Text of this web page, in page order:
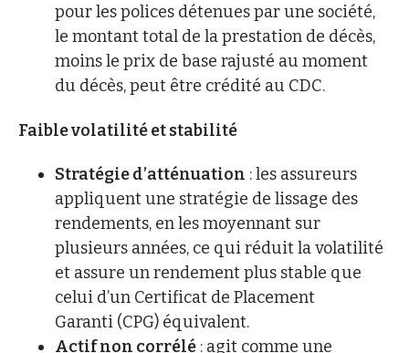
pour les polices détenues par une société,
le montant total de la prestation de décès,
moins le prix de base rajusté au moment
du décès, peut être crédité au CDC.
Faible volatilité et stabilité
Stratégie d’atténuation : les assureurs
appliquent une stratégie de lissage des
rendements, en les moyennant sur
plusieurs années, ce qui réduit la volatilité
et assure un rendement plus stable que
celui d’un Certificat de Placement
Garanti (CPG) équivalent.
Actif non corrélé : agit comme une